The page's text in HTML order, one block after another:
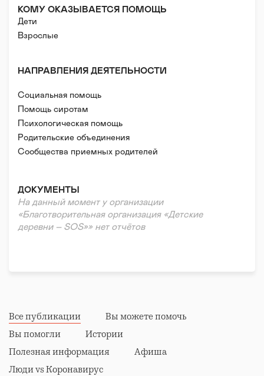
мамами, братьями и сестрами, получая все
необходимое для полноценного развития в
атмосфере любви, уважения и доверия.
КОМУ ОКАЗЫВАЕТСЯ ПОМОЩЬ
Дети
Взрослые
НАПРАВЛЕНИЯ ДЕЯТЕЛЬНОСТИ
Социальная помощь
Помощь сиротам
Психологическая помощь
Правовая поддержка
Реабилитация и адаптация
Родительские объединения
Сообщества приемных родителей
ДОКУМЕНТЫ
На данный момент у организации
«Благотворительная организация «Детские
деревни – SOS»» нет отчётов
Все публикации
Вы можете помочь
Вы помогли
Истории
Полезная информация
Афиша
Люди vs Коронавирус